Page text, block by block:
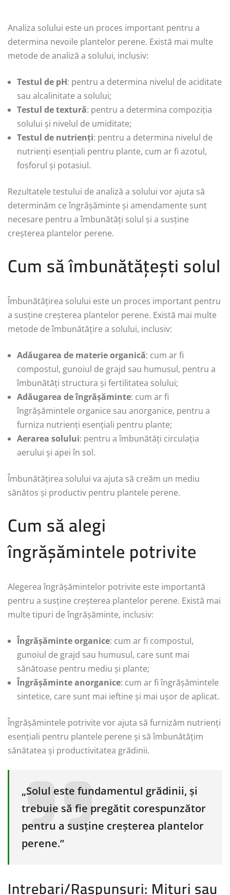
Analiza solului este un proces important pentru a
determina nevoile plantelor perene. Există mai multe
metode de analiză a solului, inclusiv:
Testul de pH: pentru a determina nivelul de aciditate
sau alcalinitate a solului;
Testul de textură: pentru a determina compoziția
solului și nivelul de umiditate;
Testul de nutrienți: pentru a determina nivelul de
nutrienți esențiali pentru plante, cum ar fi azotul,
fosforul și potasiul.
Rezultatele testului de analiză a solului vor ajuta să
determinăm ce îngrășăminte și amendamente sunt
necesare pentru a îmbunătăți solul și a susține
creșterea plantelor perene.
Cum să îmbunătățești solul
Îmbunătățirea solului este un proces important pentru
a susține creșterea plantelor perene. Există mai multe
metode de îmbunătățire a solului, inclusiv:
Adăugarea de materie organică: cum ar fi
compostul, gunoiul de grajd sau humusul, pentru a
îmbunătăți structura și fertilitatea solului;
Adăugarea de îngrășăminte: cum ar fi
îngrășămintele organice sau anorganice, pentru a
furniza nutrienți esențiali pentru plante;
Aerarea solului: pentru a îmbunătăți circulația
aerului și apei în sol.
Îmbunătățirea solului va ajuta să creăm un mediu
sănătos și productiv pentru plantele perene.
Cum să alegi
îngrășămintele potrivite
Alegerea îngrășămintelor potrivite este importantă
pentru a susține creșterea plantelor perene. Există mai
multe tipuri de îngrășăminte, inclusiv:
Îngrășăminte organice: cum ar fi compostul,
gunoiul de grajd sau humusul, care sunt mai
sănătoase pentru mediu și plante;
Îngrășăminte anorganice: cum ar fi îngrășămintele
sintetice, care sunt mai ieftine și mai ușor de aplicat.
Îngrășămintele potrivite vor ajuta să furnizăm nutrienți
esențiali pentru plantele perene și să îmbunătățim
sănătatea și productivitatea grădinii.
„Solul este fundamentul grădinii, și
trebuie să fie pregătit corespunzător
pentru a susține creșterea plantelor
perene.”
Intrebari/Raspunsuri: Mituri sau